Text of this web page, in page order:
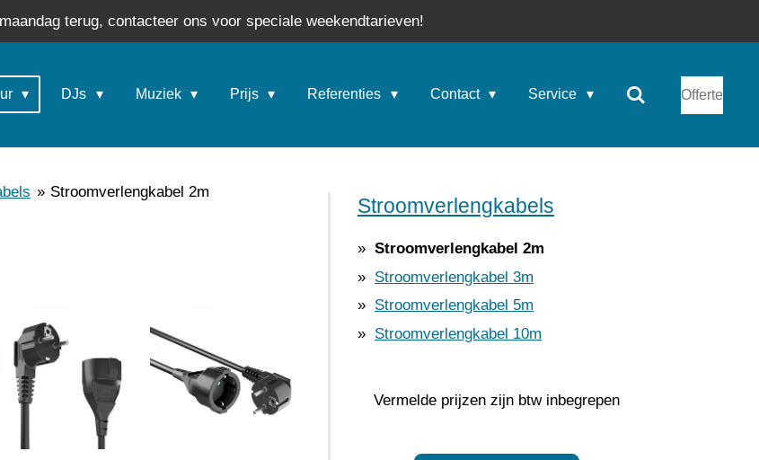
terug, contacteer ons voor speciale weekendtarieven!
DJs Muziek Prijs Referenties Contact Service Offerte
» Stroomverlengkabel 2m
Stroomverlengkabels
Stroomverlengkabel 2m
Stroomverlengkabel 3m
Stroomverlengkabel 5m
Stroomverlengkabel 10m
Vermelde prijzen zijn btw inbegrepen